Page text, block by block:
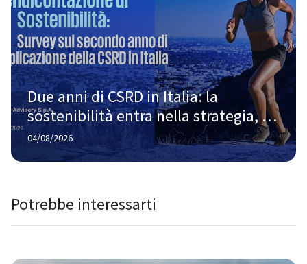
Due anni di CSRD in Italia: la
sostenibilità entra nella strategia,
ma la strada verso la piena maturità
è ancora lunga
04/08/2026
Potrebbe interessarti